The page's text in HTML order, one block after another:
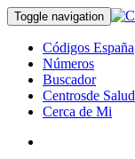
Toggle navigation
Códigos España
Números
Buscador
Centrosde Salud
Cerca de Mi